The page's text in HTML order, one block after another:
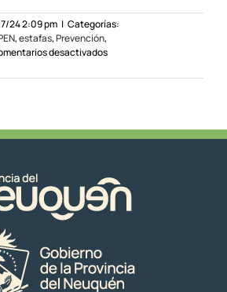
24 2:09 pm | Categorías:
,estafas,Prevención,
desactivadosen
EPEN
comunidad
aumento
de
estafas